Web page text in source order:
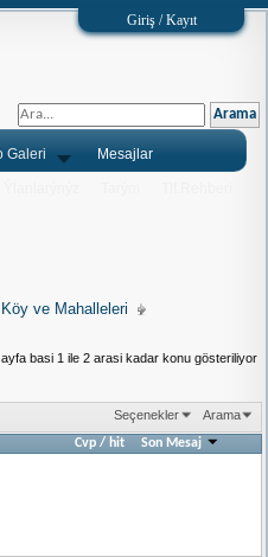
Giriş / Kayıt
Galeri Mesajlar
ve Mahalleleri
basi 1 ile 2 arasi kadar konu gösteriliyor
Seçenekler Arama
Cvp /hit Son Mesaj